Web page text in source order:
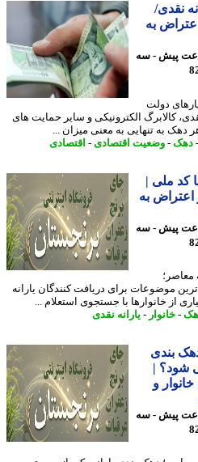
به
پیش - سه
دولت
الکترونیکی و سایر حمایت های
تنهایی به معنی میزان ...
-وضعیت اقتصادی-اقتصادی
ملی |
به
پیش - سه
برای دریافت کنندگان یارانه
خانوارها با جستجوی استعلام ...
خانوار-یارانه نقدی
بندی
|
و
پیش - سه